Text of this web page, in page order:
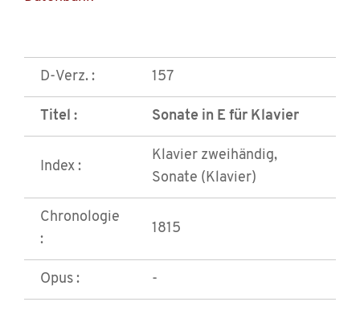
D-Verz. : 157
Titel : Sonate in E für Klavier
Index :
Klavier zweihändig,
Sonate (Klavier)
Chronologie
:
1815
Opus : -